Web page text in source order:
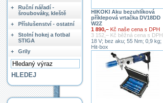
HIKOKI Aku bezuhlíková
příklepová vrtačka DV18DD
W2Z
1 890,– Kč naše cena s DPH
3 152,– Kč běžná cena s DPH
18 V; bez aku; 55 Nm; 0,9 kg;
Hit-box
+
Ruční nářadí -
šroubováky, kleště
+
Příslušenství - ostatní
+
Stolní hokej a fotbal
STIGA
+
Grily